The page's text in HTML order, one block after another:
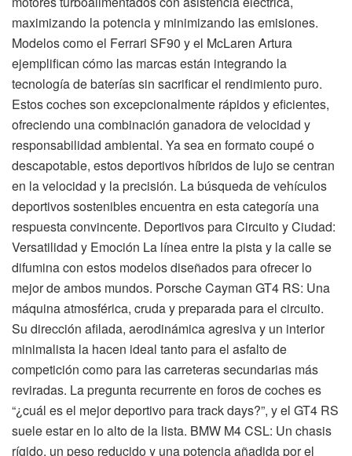
maximizando la potencia y minimizando las emisiones.
Modelos como el Ferrari SF90 y el McLaren Artura
ejemplifican cómo las marcas están integrando la
tecnología de baterías sin sacrificar el rendimiento puro.
Estos coches son excepcionalmente rápidos y eficientes,
ofreciendo una combinación ganadora de velocidad y
responsabilidad ambiental. Ya sea en formato coupé o
descapotable, estos deportivos híbridos de lujo se centran
en la velocidad y la precisión. La búsqueda de vehículos
deportivos sostenibles encuentra en esta categoría una
respuesta convincente. Deportivos para Circuito y Ciudad:
Versatilidad y Emoción La línea entre la pista y la calle se
difumina con estos modelos diseñados para ofrecer lo
mejor de ambos mundos. Porsche Cayman GT4 RS: Una
máquina atmosférica, cruda y preparada para el circuito.
Su dirección afilada, aerodinámica agresiva y un interior
minimalista la hacen ideal tanto para el asfalto de
competición como para las carreteras secundarias más
reviradas. La pregunta recurrente en foros de coches es
“¿cuál es el mejor deportivo para track days?”, y el GT4 RS
suele estar en lo alto de la lista. BMW M4 CSL: Un chasis
rígido, un peso reducido y una potencia añadida por el